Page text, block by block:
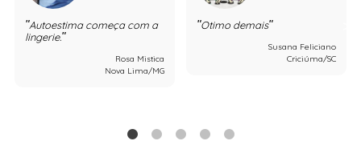
Autoestima começa com a
lingerie.
Rosa Mistica
Nova Lima/MG
Otimo demais
Susana Feliciano
Criciúma/SC